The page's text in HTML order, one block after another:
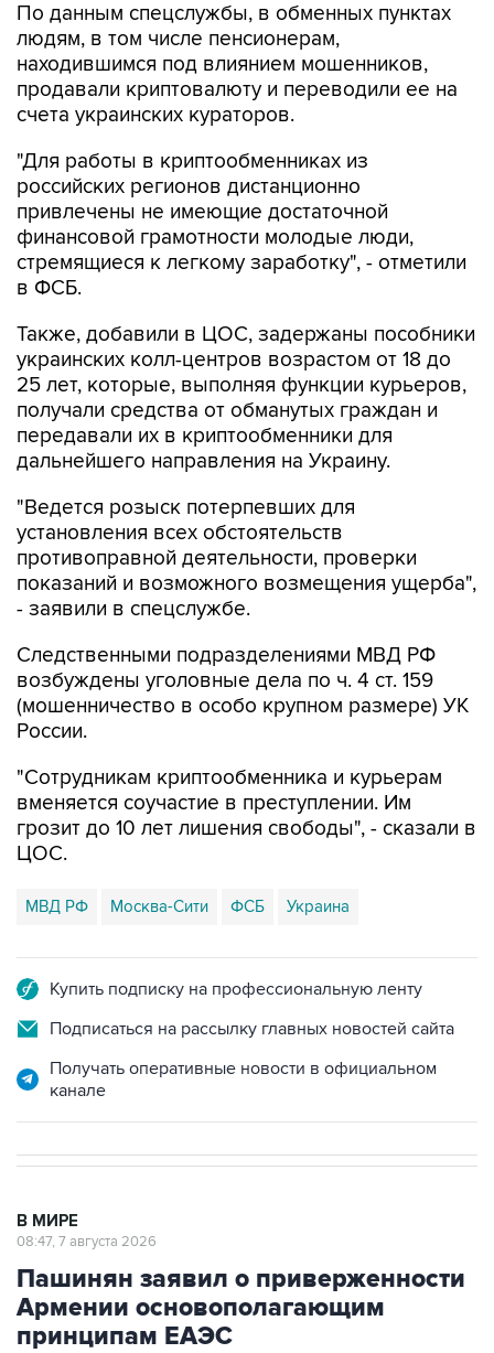
По данным спецслужбы, в обменных пунктах
людям, в том числе пенсионерам,
находившимся под влиянием мошенников,
продавали криптовалюту и переводили ее на
счета украинских кураторов.
"Для работы в криптообменниках из
российских регионов дистанционно
привлечены не имеющие достаточной
финансовой грамотности молодые люди,
стремящиеся к легкому заработку", - отметили
в ФСБ.
Также, добавили в ЦОС, задержаны пособники
украинских колл-центров возрастом от 18 до
25 лет, которые, выполняя функции курьеров,
получали средства от обманутых граждан и
передавали их в криптообменники для
дальнейшего направления на Украину.
"Ведется розыск потерпевших для
установления всех обстоятельств
противоправной деятельности, проверки
показаний и возможного возмещения ущерба",
- заявили в спецслужбе.
Следственными подразделениями МВД РФ
возбуждены уголовные дела по ч. 4 ст. 159
(мошенничество в особо крупном размере) УК
России.
"Сотрудникам криптообменника и курьерам
вменяется соучастие в преступлении. Им
грозит до 10 лет лишения свободы", - сказали в
ЦОС.
МВД РФ Москва-Сити ФСБ Украина
Купить подписку на профессиональную ленту
Подписаться на рассылку главных новостей сайта
Получать оперативные новости в официальном
канале
В МИРЕ
08:47, 7 августа 2026
Пашинян заявил о приверженности
Армении основополагающим
принципам ЕАЭС